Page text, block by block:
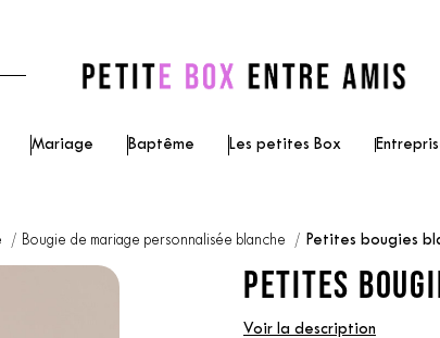
Mariage Baptême Les petites Box
Bougie de mariage personnalisée blanche Petites bougies
PETITES
Voir la description